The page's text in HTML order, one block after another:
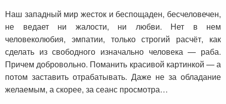
Наш западный мир жесток и беспощаден, бесчеловечен,
не ведает ни жалости, ни любви. Нет в нем
человеколюбия, эмпатии, только строгий расчёт, как
сделать из свободного изначально человека — раба.
Причем добровольно. Поманить красивой картинкой — а
потом заставить отрабатывать. Даже не за обладание
желаемым, а скорее, за сеанс просмотра…